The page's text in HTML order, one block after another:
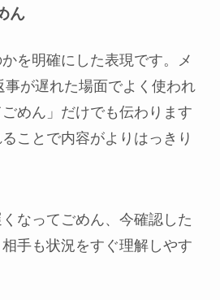
ん
を明確にした表現です。メ
事が遅れた場面でよく使われ
めん」だけでも伝わります
ことで内容がよりはっきり
なってごめん、今確認した
手も状況をすぐ理解しやす